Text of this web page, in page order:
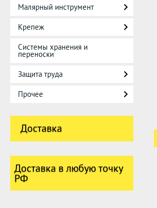
Малярный инструмент
Крепеж
Системы хранения и
переноски
Защита труда
Прочее
Доставка
Доставка в любую точку
РФ